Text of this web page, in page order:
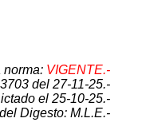
norma: VIGENTE.-
del 27-11-25.-
el 25-10-25.-
Digesto: M.L.E.-